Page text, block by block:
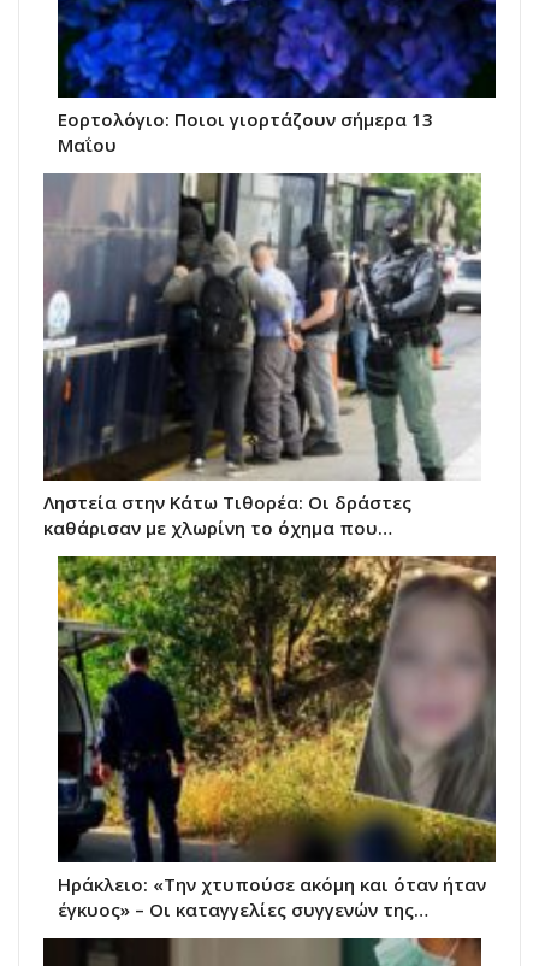
Εορτολόγιο: Ποιοι γιορτάζουν σήμερα 13
Μαΐου
Ληστεία στην Κάτω Τιθορέα: Οι δράστες
καθάρισαν με χλωρίνη το όχημα που…
Ηράκλειο: «Την χτυπούσε ακόμη και όταν ήταν
έγκυος» – Οι καταγγελίες συγγενών της…